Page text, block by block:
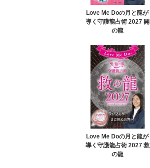
Love Me Doの月と龍が
導く守護龍占術 2027 開
の龍
Love Me Doの月と龍が
導く守護龍占術 2027 救
の龍